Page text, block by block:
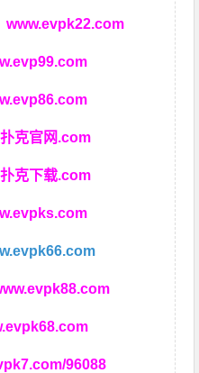
www.evpk22.com
克官网.com
克下载.com
96088